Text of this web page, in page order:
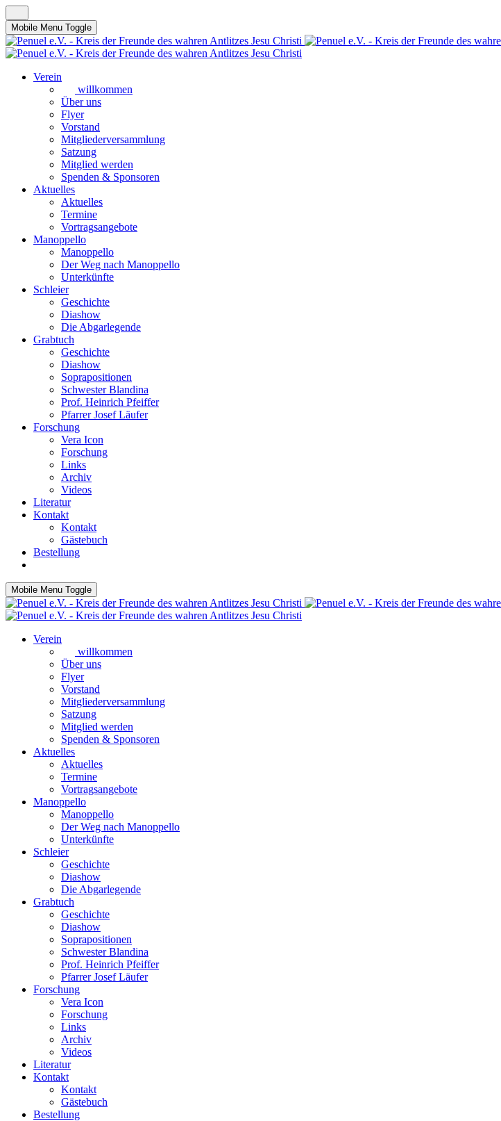
Mobile Menu Toggle
Verein
willkommen
Über uns
Flyer
Vorstand
Mitgliederversammlung
Satzung
Mitglied werden
Spenden & Sponsoren
Aktuelles
Aktuelles
Termine
Vortragsangebote
Manoppello
Manoppello
Der Weg nach Manoppello
Unterkünfte
Schleier
Geschichte
Diashow
Die Abgarlegende
Grabtuch
Geschichte
Diashow
Soprapositionen
Schwester Blandina
Prof. Heinrich Pfeiffer
Pfarrer Josef Läufer
Forschung
Vera Icon
Forschung
Links
Archiv
Videos
Literatur
Kontakt
Kontakt
Gästebuch
Bestellung
Mobile Menu Toggle
Verein
willkommen
Über uns
Flyer
Vorstand
Mitgliederversammlung
Satzung
Mitglied werden
Spenden & Sponsoren
Aktuelles
Aktuelles
Termine
Vortragsangebote
Manoppello
Manoppello
Der Weg nach Manoppello
Unterkünfte
Schleier
Geschichte
Diashow
Die Abgarlegende
Grabtuch
Geschichte
Diashow
Soprapositionen
Schwester Blandina
Prof. Heinrich Pfeiffer
Pfarrer Josef Läufer
Forschung
Vera Icon
Forschung
Links
Archiv
Videos
Literatur
Kontakt
Kontakt
Gästebuch
Bestellung